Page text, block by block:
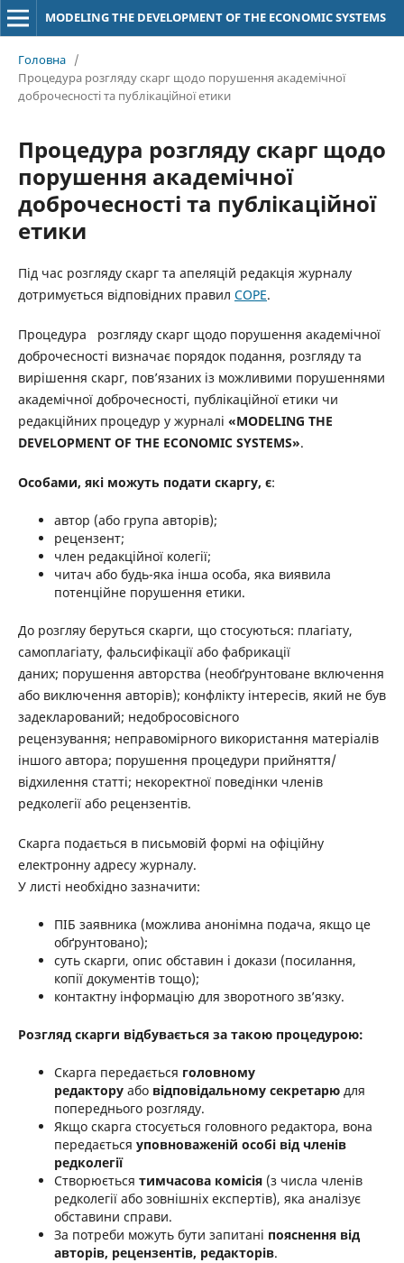
MODELING THE DEVELOPMENT OF THE ECONOMIC SYSTEMS
Головна /
Процедура розгляду скарг щодо порушення академічної
доброчесності та публікаційної етики
Процедура розгляду скарг щодо
порушення академічної
доброчесності та публікаційної
етики
Під час розгляду скарг та апеляцій редакція журналу
дотримується відповідних правил COPE.
Процедура розгляду скарг щодо порушення академічної
доброчесності визначає порядок подання, розгляду та
вирішення скарг, пов’язаних із можливими порушеннями
академічної доброчесності, публікаційної етики чи
редакційних процедур у журналі «MODELING THE
DEVELOPMENT OF THE ECONOMIC SYSTEMS».
Особами, які можуть подати скаргу, є:
автор (або група авторів);
рецензент;
член редакційної колегії;
читач або будь-яка інша особа, яка виявила
потенційне порушення етики.
До розгляу беруться скарги, що стосуються: плагіату,
самоплагіату, фальсифікації або фабрикації
даних; порушення авторства (необґрунтоване включення
або виключення авторів); конфлікту інтересів, який не був
задекларований; недобросовісного
рецензування; неправомірного використання матеріалів
іншого автора; порушення процедури прийняття/
відхилення статті; некоректної поведінки членів
редколегії або рецензентів.
Скарга подається в письмовій формі на офіційну
електронну адресу журналу.
У листі необхідно зазначити:
ПІБ заявника (можлива анонімна подача, якщо це
обґрунтовано);
суть скарги, опис обставин і докази (посилання,
копії документів тощо);
контактну інформацію для зворотного зв’язку.
Розгляд скарги відбувається за такою процедурою:
Скарга передається головному
редакторуабо відповідальному секретарюдля
попереднього розгляду.
Якщо скарга стосується головного редактора, вона
передається уповноваженій особі від членів
редколегії
Створюється тимчасова комісія(з числа членів
редколегії або зовнішніх експертів), яка аналізує
обставини справи.
За потреби можуть бути запитані пояснення від
авторів, рецензентів, редакторів.